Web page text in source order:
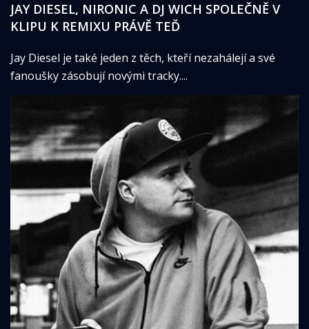
JAY DIESEL, NIRONIC A DJ WICH SPOLEČNĚ V
KLIPU K REMIXU PRÁVĚ TEĎ
Jay Diesel je také jeden z těch, kteří nezahálejí a své
fanoušky zásobují novými tracky....